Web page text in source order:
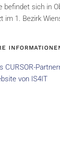
befindet sich in
im 1. Bezirk
CURSOR-
von IS4IT